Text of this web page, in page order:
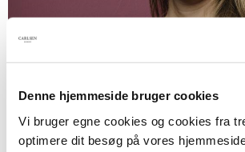
Denne hjemmeside bruger cookies
Vi bruger egne cookies og cookies fra
optimere dit besøg på vores